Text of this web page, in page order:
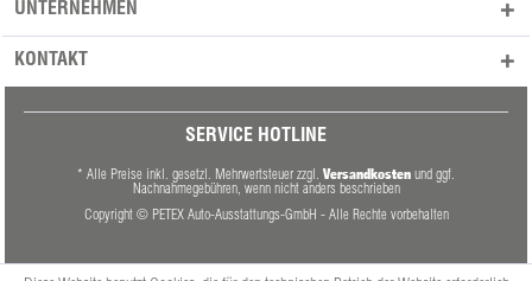
UNTERNEHMEN
KONTAKT
SERVICE HOTLINE
* Alle Preise inkl. gesetzl. Mehrwertsteuer zzgl. Versandkosten und ggf.
Nachnahmegebühren, wenn nicht anders beschrieben
Copyright © PETEX Auto-Ausstattungs-GmbH - Alle Rechte vorbehalten